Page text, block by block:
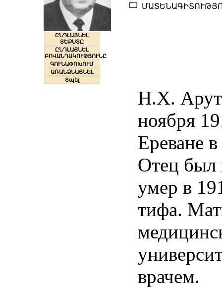
ԸՆԴԼԱՅՆԵԼ
ՏԵՔՍՏԸ
ԸՆԴԼԱՅՆԵԼ
ԲՈՎԱՆԴԱԿՈՒԹՅՈՒՆԸ
ԳՈՒՆԱՓՈԽՈՒՄ
ԱՌԱՆՁՆԱՑՆԵԼ
Տպել
Н.Х.
ноября
Ереване
Отец был
умер в
тифа.
врачем.